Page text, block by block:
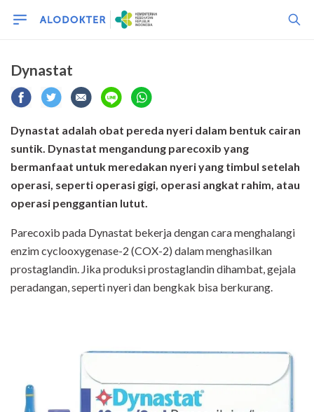
Dynastat
Dynastat adalah obat pereda nyeri dalam bentuk cairan
suntik. Dynastat mengandung parecoxib yang
bermanfaat untuk meredakan nyeri yang timbul setelah
operasi, seperti operasi gigi, operasi angkat rahim, atau
operasi penggantian lutut.
Parecoxib pada Dynastat bekerja dengan cara menghalangi
enzim cyclooxygenase-2 (COX-2) dalam menghasilkan
prostaglandin. Jika produksi prostaglandin dihambat, gejala
peradangan, seperti nyeri dan bengkak bisa berkurang.